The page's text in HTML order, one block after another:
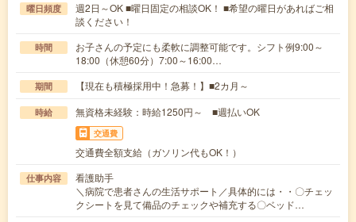
曜日頻度
週2日～OK ■曜日固定の相談OK！ ■希望の曜日があればご相
談ください！
時間
お子さんの予定にも柔軟に調整可能です。シフト例9:00～
18:00（休憩60分）7:00～16:00…
期間 【現在も積極採用中！急募！】■2カ月～
時給 無資格未経験：時給1250円～ ■週払いOK
交通費
交通費全額支給（ガソリン代もOK！）
仕事内容
看護助手
＼病院で患者さんの生活サポート／具体的には・・〇チェッ
クシートを見て備品のチェックや補充する〇ベッド…